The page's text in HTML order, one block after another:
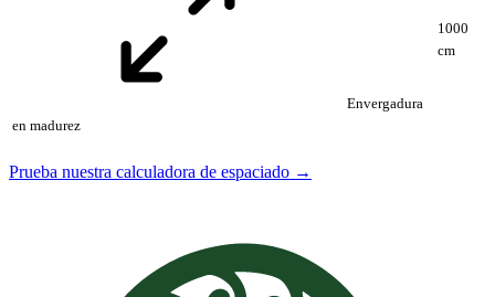
Envergadura
en madurez
1000
cm
Prueba nuestra calculadora de espaciado →